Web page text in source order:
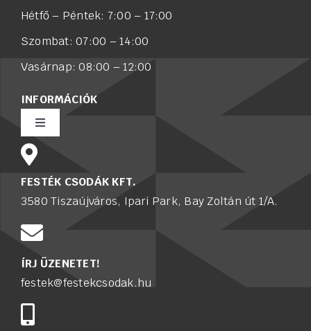
Hétfő – Péntek: 7:00 – 17:00
Szombat: 07:00 – 14:00
Vasárnap: 08:00 – 12:00
INFORMÁCIÓK
Toggle
Navigation
Rólunk
Értékesítő munkatársat keresünk
FESTÉK CSODÁK KFT.
3580 Tiszaújváros, Ipari Park, Bay Zoltán út 1/A.
ÍRJ ÜZENETET!
festek@festekcsodak.hu